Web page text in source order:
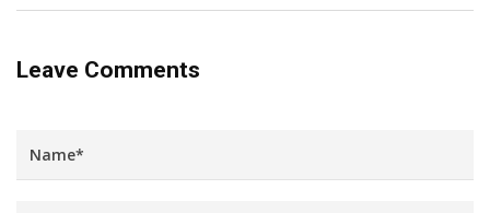
Leave Comments